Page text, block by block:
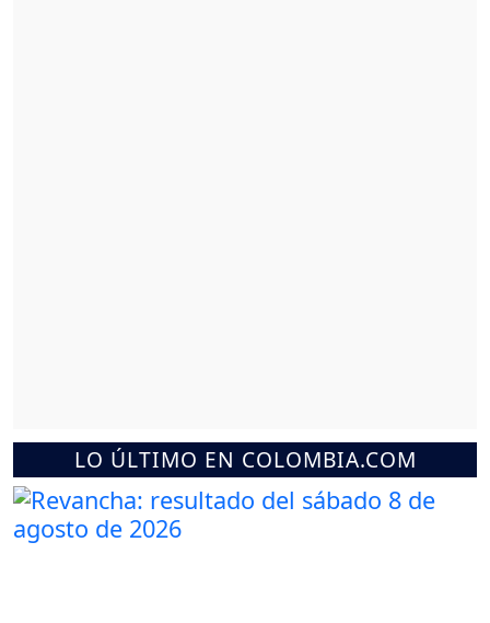
LO ÚLTIMO EN COLOMBIA.COM